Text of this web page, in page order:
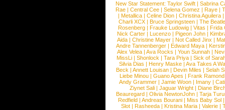
New Star Statement: Taylor Swift | Sabrina
Rae |Central Cee |Selena Gomez |Raye |
| Metallica | Celine Dion | Christina Aguilera |
Charli XCX |Bruce Springsteen |The
Rosenberg | Frauke Ludowig | Vitas | Frida
Nick Carter | Lucenzo | Pigeon John |
Aida |Christine Mayer |Not Called Jinx |
Andre Tannenberger | Edward Maya |
Alex Velea | Ava Rocks | Youn Sunnah |
MissLi | Shonlock | Tara Priya | Sick of
Silvia Dias |Henry Maske |Ava Takes A
Beck |Annett Louisan |Devin Miles |Selah
Liebe Minou |Guano Apes |Frank Ramond
Andy Grammer |Jamie Woon | Imany |
Ziynet Sali |Jaguar Wright |Diane
Beauregard |Olivia NewtonJohn |Tarja
Redfield | Andreas Bourani | Miss Baby Sol
Slot | Rasheeda | Kristina Maria | Valerie |